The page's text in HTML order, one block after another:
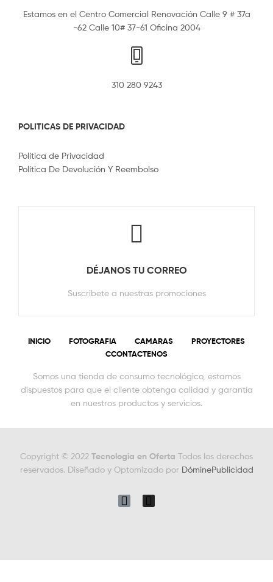
Estamos en el Centro Comercial Renovación Calle 9 # 37a
-62 Calle 10# 37-61 Oficina 2004
310 280 9243
POLITICAS DE PRIVACIDAD
Política de Privacidad
Política De Devolución Y Reembolso
DÉJANOS TU CORREO
Suscribete a nuestras promociones
INICIO FOTOGRAFIA CAMARAS
PROYECTORES
CCONTACTENOS
Somos una tienda de consumo tecnológico, estamos
dispuestos para que el cliente obtenga calidad y garantía
en nuestros productos y servicios.
Copyright © 2022 Tecnologia en Oferta Todos los derechos
reservados. Diseñado y Optomizado por DóminePublicidad